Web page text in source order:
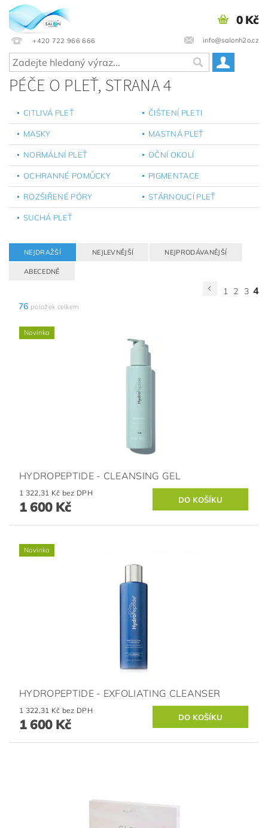
+420 722 966 666 info@salonh2o.cz
0 Kč
PÉČE O PLEŤ, STRANA 4
CITLIVÁ PLEŤ ČIŠTENÍ PLETI
MASKY MASTNÁ PLEŤ
NORMÁLNÍ PLEŤ OČNÍ OKOLÍ
OCHRANNÉ POMŮCKY PIGMENTACE
ROZŠIŘENÉ PÓRY STÁRNOUCÍ PLEŤ
SUCHÁ PLEŤ
NEJDRAŽŠÍ NEJLEVNĚJŠÍ NEJPRODÁVANĚJŠÍ
ABECEDNĚ
1 2 3 4
76 položek celkem
Novinka
HYDROPEPTIDE - CLEANSING GEL
1 322,31 Kč bez DPH
1 600 Kč
Novinka
HYDROPEPTIDE - EXFOLIATING CLEANSER
1 322,31 Kč bez DPH
1 600 Kč